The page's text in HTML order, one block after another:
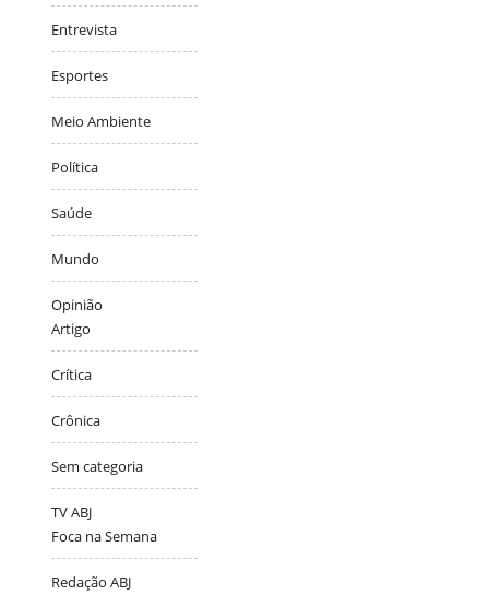
Entrevista
Esportes
Meio Ambiente
Política
Saúde
Mundo
Opinião
Artigo
Crítica
Crônica
Sem categoria
TV ABJ
Foca na Semana
Redação ABJ